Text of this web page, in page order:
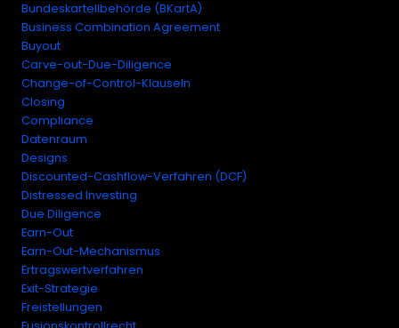
Bundeskartellbehörde (BKartA)
Business Combination Agreement
Buyout
Carve-out-Due-Diligence
Change-of-Control-Klauseln
Closing
Compliance
Datenraum
Designs
Discounted-Cashflow-Verfahren (DCF)
Distressed Investing
Due Diligence
Earn-Out
Earn-Out-Mechanismus
Ertragswertverfahren
Exit-Strategie
Freistellungen